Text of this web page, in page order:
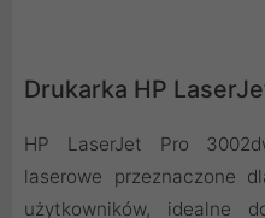
Drukarka HP
HP LaserJet Pro
laserowe przeznaczone
użytkowników, idealne